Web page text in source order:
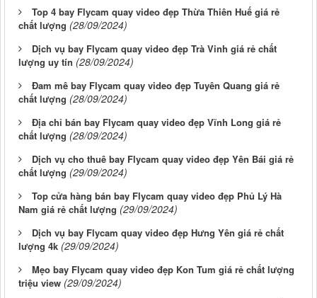
Top 4 bay Flycam quay video đẹp Thừa Thiên Huế giá rẻ
chất lượng (28/09/2024)
Dịch vụ bay Flycam quay video đẹp Trà Vinh giá rẻ chất
lượng uy tín (28/09/2024)
Đam mê bay Flycam quay video đẹp Tuyên Quang giá rẻ
chất lượng (28/09/2024)
Địa chỉ bán bay Flycam quay video đẹp Vĩnh Long giá rẻ
chất lượng (28/09/2024)
Dịch vụ cho thuê bay Flycam quay video đẹp Yên Bái giá rẻ
chất lượng (29/09/2024)
Top cửa hàng bán bay Flycam quay video đẹp Phủ Lý Hà
Nam giá rẻ chất lượng (29/09/2024)
Dịch vụ bay Flycam quay video đẹp Hưng Yên giá rẻ chất
lượng 4k (29/09/2024)
Mẹo bay Flycam quay video đẹp Kon Tum giá rẻ chất lượng
triệu view (29/09/2024)